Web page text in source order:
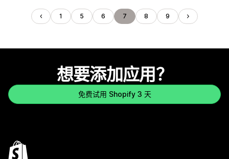
1 5 6 7 8 9
想要添加应用？
免费试用 Shopify 3 天